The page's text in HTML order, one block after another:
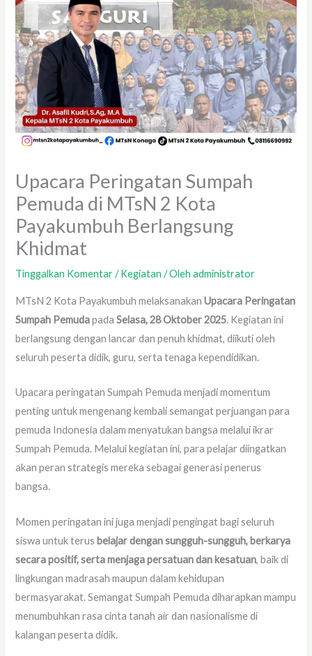
Upacara Peringatan Sumpah
Pemuda di MTsN 2 Kota
Payakumbuh Berlangsung
Khidmat
Tinggalkan Komentar /Kegiatan / Olehadministrator
MTsN 2 Kota Payakumbuh melaksanakanUpacara Peringatan
Sumpah PemudapadaSelasa, 28 Oktober 2025. Kegiatan ini
berlangsung dengan lancar dan penuh khidmat, diikuti oleh
seluruh peserta didik, guru, serta tenaga kependidikan.
Upacara peringatan Sumpah Pemuda menjadi momentum
penting untuk mengenang kembali semangat perjuangan para
pemuda Indonesia dalam menyatukan bangsa melalui ikrar
Sumpah Pemuda. Melalui kegiatan ini, para pelajar diingatkan
akan peran strategis mereka sebagai generasi penerus
bangsa.
Momen peringatan ini juga menjadi pengingat bagi seluruh
siswa untuk terus belajar dengan sungguh-sungguh, berkarya
secara positif, serta menjaga persatuan dan kesatuan, baik di
lingkungan madrasah maupun dalam kehidupan
bermasyarakat. Semangat Sumpah Pemuda diharapkan mampu
menumbuhkan rasa cinta tanah air dan nasionalisme di
kalangan peserta didik.